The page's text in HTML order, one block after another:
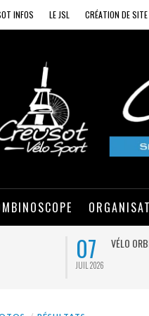
INFOS LE JSL CRÉATION DE SITE
07
JUIL 2026
VÉLO